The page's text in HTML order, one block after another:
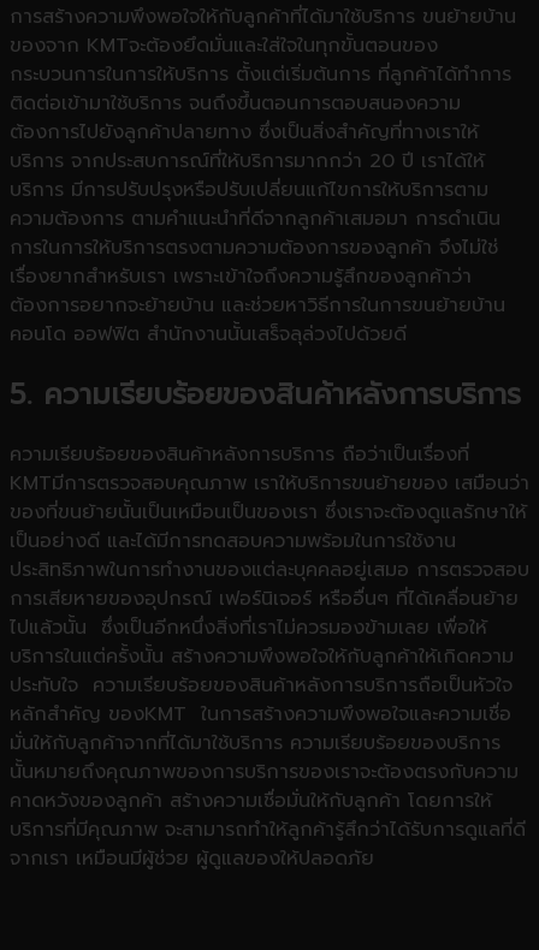
การสร้างความพึงพอใจให้กับลูกค้าที่ได้มาใช้บริการ ขนย้ายบ้าน
ของจาก KMTจะต้องยึดมั่นและใส่ใจในทุกขั้นตอนของ
กระบวนการในการให้บริการ ตั้งแต่เริ่มต้นการ ที่ลูกค้าได้ทำการ
ติดต่อเข้ามาใช้บริการ จนถึงขึ้นตอนการตอบสนองความ
ต้องการไปยังลูกค้าปลายทาง ซึ่งเป็นสิ่งสำคัญที่ทางเราให้
บริการ จากประสบการณ์ที่ให้บริการมากกว่า 20 ปี เราได้ให้
บริการ มีการปรับปรุงหรือปรับเปลี่ยนแก้ไขการให้บริการตาม
ความต้องการ ตามคำแนะนำที่ดีจากลูกค้าเสมอมา การดำเนิน
การในการให้บริการตรงตามความต้องการของลูกค้า จึงไม่ใช่
เรื่องยากสำหรับเรา เพราะเข้าใจถึงความรู้สึกของลูกค้าว่า
ต้องการอยากจะย้ายบ้าน และช่วยหาวิธีการในการขนย้ายบ้าน
คอนโด ออฟฟิต สำนักงานนั้นเสร็จลุล่วงไปด้วยดี
5. ความเรียบร้อยของสินค้าหลังการบริการ
ความเรียบร้อยของสินค้าหลังการบริการ ถือว่าเป็นเรื่องที่
KMTมีการตรวจสอบคุณภาพ เราให้บริการขนย้ายของ เสมือนว่า
ของที่ขนย้ายนั้นเป็นเหมือนเป็นของเรา ซึ่งเราจะต้องดูแลรักษาให้
เป็นอย่างดี และได้มีการทดสอบความพร้อมในการใช้งาน
ประสิทธิภาพในการทำงานของแต่ละบุคคลอยู่เสมอ การตรวจสอบ
การเสียหายของอุปกรณ์ เฟอร์นิเจอร์ หรืออื่นๆ ที่ได้เคลื่อนย้าย
ไปแล้วนั้น ซึ่งเป็นอีกหนึ่งสิ่งที่เราไม่ควรมองข้ามเลย เพื่อให้
บริการในแต่ครั้งนั้น สร้างความพึงพอใจให้กับลูกค้าให้เกิดความ
ประทับใจ ความเรียบร้อยของสินค้าหลังการบริการถือเป็นหัวใจ
หลักสำคัญ ของKMT ในการสร้างความพึงพอใจและความเชื่อ
มั่นให้กับลูกค้าจากที่ได้มาใช้บริการ ความเรียบร้อยของบริการ
นั้นหมายถึงคุณภาพของการบริการของเราจะต้องตรงกับความ
คาดหวังของลูกค้า สร้างความเชื่อมั่นให้กับลูกค้า โดยการให้
บริการที่มีคุณภาพ จะสามารถทำให้ลูกค้ารู้สึกว่าได้รับการดูแลที่ดี
จากเรา เหมือนมีผู้ช่วย ผู้ดูแลของให้ปลอดภัย